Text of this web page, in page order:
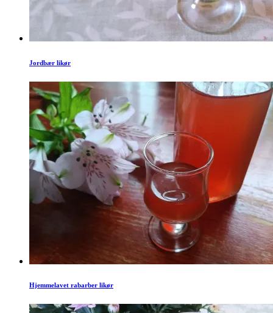
Jordbær likør
Hjemmelavet rabarber likør